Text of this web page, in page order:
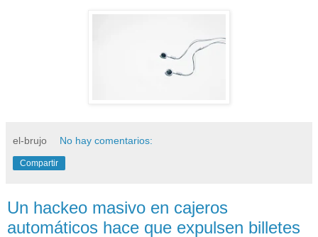
el-brujo No hay comentarios:
Compartir
Un hackeo masivo en cajeros
automáticos hace que expulsen billetes